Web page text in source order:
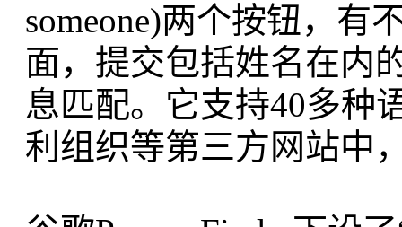
someone)两个按钮，有
面，提交包括姓名在内
息匹配。它支持40多种
利组织等第三方网站中